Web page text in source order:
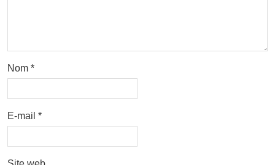
Nom *
E-mail *